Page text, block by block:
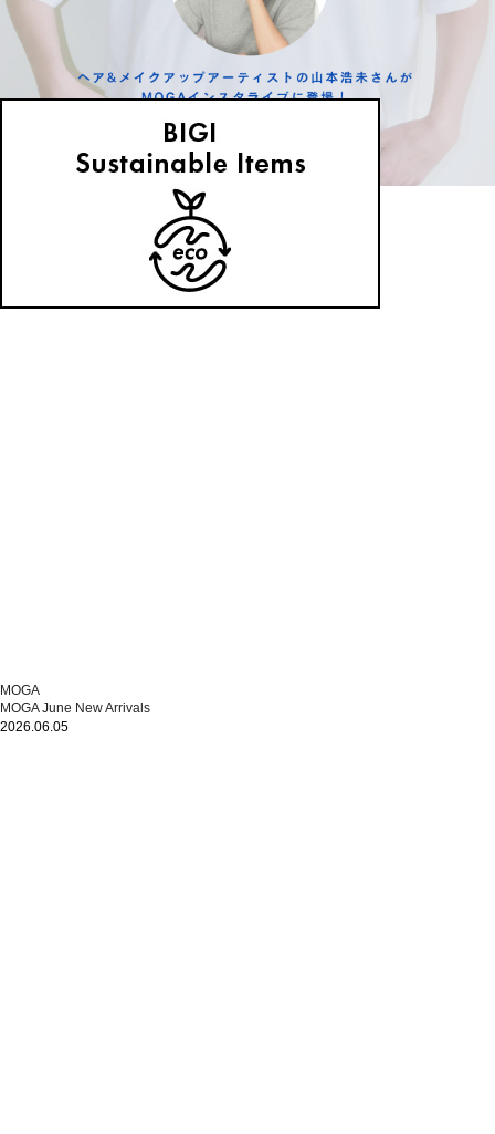
MOGA
MOGA June New Arrivals
2026.06.05